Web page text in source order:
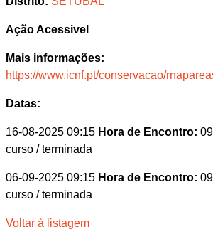
Ação Acessivel
Mais informações:
https://www.icnf.pt/conservacao/
Datas:
16-08-2025 09:15 Hora de Encontro:
curso / terminada
06-09-2025 09:15 Hora de Encontro:
curso / terminada
Voltar à listagem